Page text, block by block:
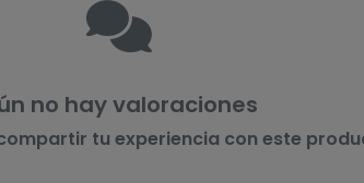
no hay valoraciones
tu experiencia con este